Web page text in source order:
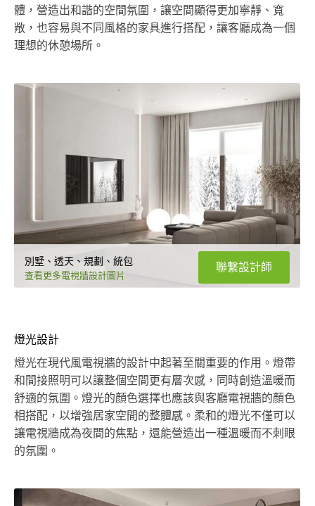
體，營造出和諧的空間氛圍，讓空間顯得更加寧靜、寬
敞，也容易與不同風格的家具進行搭配，讓客廳成為一個
理想的休憩場所。
別墅、透天、規劃、統包
查看更多電視牆設計圖片
聯繫設計師
燈光設計
燈光在現代風電視牆的設計中起著至關重要的作用。燈帶
和間接照明可以讓整個空間更有層次感，同時創造溫暖而
舒適的氛圍。燈光的顏色選擇也應該與客廳電視牆的顏色
相搭配，以增強居家空間的整體感。柔和的燈光不僅可以
讓電視牆成為夜間的焦點，還能營造出一種溫暖而不刺眼
的氛圍。